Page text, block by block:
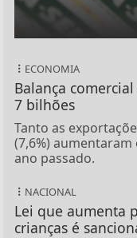
ECONOMIA
Balança
7 bilhões
Tanto as
(7,6%)
ano passado.
NACIONAL
Lei que aumenta
crianças é